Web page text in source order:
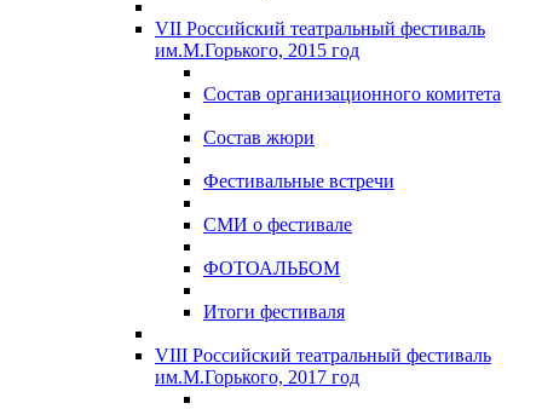
VII Российский театральный фестиваль
им.М.Горького, 2015 год
Состав организационного комитета
Состав жюри
Фестивальные встречи
СМИ о фестивале
ФОТОАЛЬБОМ
Итоги фестиваля
VIII Российский театральный фестиваль
им.М.Горького, 2017 год